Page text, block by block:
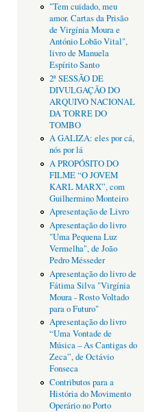
"Tem cuidado, meu
amor. Cartas da Prisão
de Virgínia Moura e
António Lobão Vital",
livro de Manuela
Espírito Santo
2ª SESSÃO DE
DIVULGAÇÃO DO
ARQUIVO NACIONAL
DA TORRE DO
TOMBO
A GALIZA: eles por cá,
nós por lá
A PROPÓSITO DO
FILME “O JOVEM
KARL MARX”, com
Guilhermino Monteiro
Apresentação de Livro
Apresentação do livro
"Uma Pequena Luz
Vermelha", de João
Pedro Mésseder
Apresentação do livro de
Fátima Silva "Virgínia
Moura - Rosto Voltado
para o Futuro"
Apresentação do livro
“Uma Vontade de
Música – As Cantigas do
Zeca”, de Octávio
Fonseca
Contributos para a
História do Movimento
Operário no Porto